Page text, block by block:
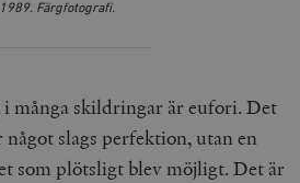
Färgfotografi.
många skildringar är eufori. Det
slags perfektion, utan en
som plötsligt blev möjligt. Det är